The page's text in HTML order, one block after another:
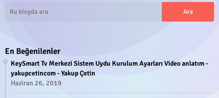
En Beğenilenler
KeySmart Tv Merkezi Sistem Uydu Kurulum Ayarları Video anlatım -
yakupcetincom - Yakup Çetin
Haziran 26, 2019